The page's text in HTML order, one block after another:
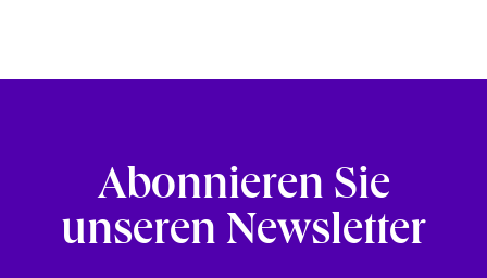
Abonnieren Sie
unseren Newsletter